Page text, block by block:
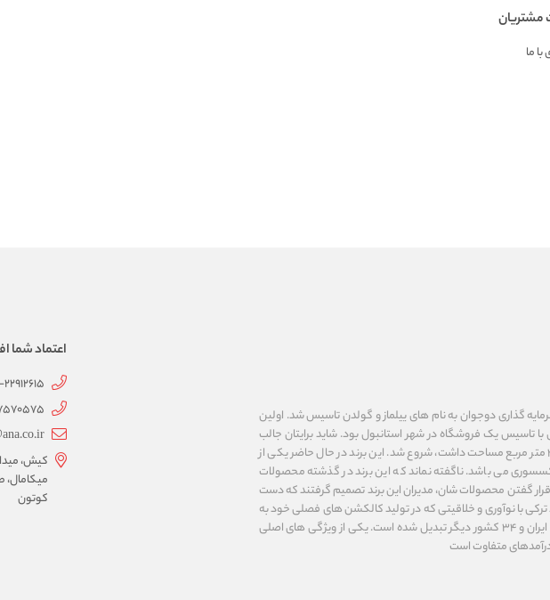
مشتریان
ما
یعنی حدود ۲۵ سال پیش با سرمایه گذاری دوجوان به نام های ییلماز و گولدن تاسیس شد. اولین
تاسیس یک فروشگاه در شهر استانبول بود. شاید برایتان جالب
باشد که کار این برند در یک فروشگاه کوچک که تنها ۲۵ متر مربع مساحت داشت، شروع شد. این برند در حال حاضر یکی از
می باشد. ناگفته نماند که این برند در گذشته محصولات
قرار گفتن محصولات شان، مدیران این برند تصمیم گرفتند که دست
ترکی با نوآوری ‌و خلاقیتی که در تولید کالکشن های فصلی خود به
خرج می‌دهد به یکی از محبوب‌ترین برندهای وارداتی به ایران و ۳۴ کشور دیگر تبدیل شده‌ است. یکی از ویژگی های اصلی
متفاوت است
اعتماد شما
22912615
کیش،
کوتون